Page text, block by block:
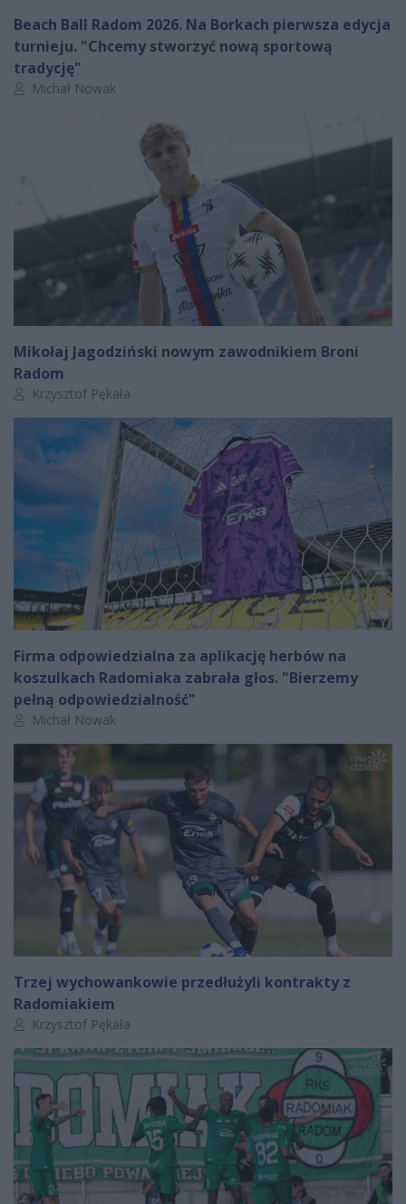
Beach Ball Radom 2026. Na Borkach pierwsza edycja
turnieju. "Chcemy stworzyć nową sportową
tradycję"
Autor artykułu:
Michał Nowak
Mikołaj Jagodziński nowym zawodnikiem Broni
Radom
Autor artykułu:
Krzysztof Pękała
Firma odpowiedzialna za aplikację herbów na
koszulkach Radomiaka zabrała głos. "Bierzemy
pełną odpowiedzialność"
Autor artykułu:
Michał Nowak
Trzej wychowankowie przedłużyli kontrakty z
Radomiakiem
Autor artykułu:
Krzysztof Pękała